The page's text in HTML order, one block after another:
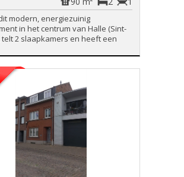
modern, energiezuinig
in het centrum van Halle (Sint-
telt 2 slaapkamers en heeft een